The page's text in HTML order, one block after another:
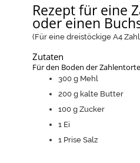
Rezept für eine
oder einen
(Für eine dreistöckige A4
Zutaten
Für den Boden der
300 g Mehl
200 g kalte Butter
100 g Zucker
1 Ei
1 Prise Salz